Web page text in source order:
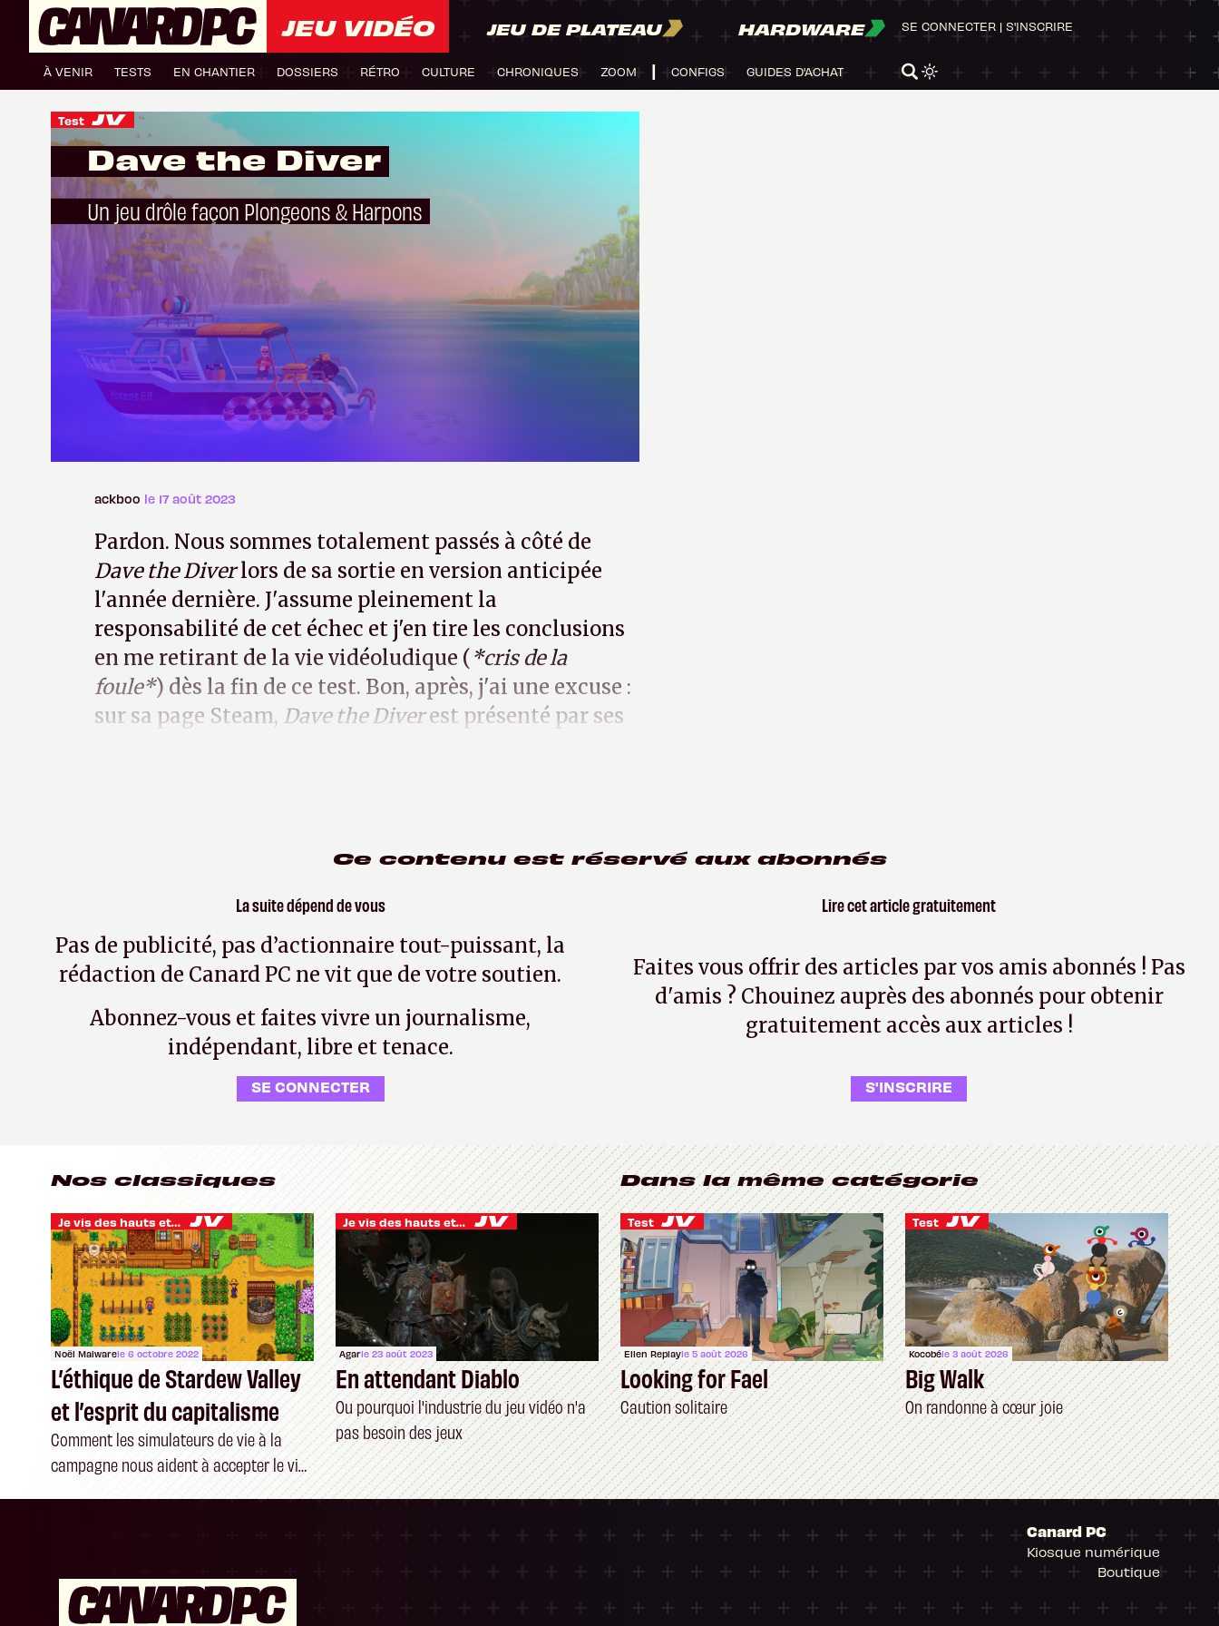
JEU VIDÉO JEU DE PLATEAU HARDWARE
À VENIR TESTS EN CHANTIER DOSSIERS RÉTRO CULTURE CHRONIQUES ZOOM CONFIGS GUIDES D'ACHAT
SE CONNECTER | S'INSCRIRE
Test
Dave the Diver
Un jeu drôle façon Plongeons & Harpons
ackboo le 17 août 2023
Pardon. Nous sommes totalement passés à côté de
Dave the Diverlors de sa sortie en version anticipée
l'année dernière. J'assume pleinement la
responsabilité de cet échec et j'en tire les conclusions
en me retirant de la vie vidéoludique (*cris de la
foule*) dès la fin de ce test. Bon, après, j'ai une excuse :
sur sa page Steam, Dave the Diverest présenté par ses
Ce contenu est réservé aux abonnés
La suite dépend de vous
Pas de publicité, pas d’actionnaire tout-puissant, la
rédaction de Canard PC ne vit que de votre soutien.
Abonnez-vous et faites vivre un journalisme,
indépendant, libre et tenace.
SE CONNECTER
Lire cet article gratuitement
Faites vous offrir des articles par vos amis abonnés ! Pas
d'amis ? Chouinez auprès des abonnés pour obtenir
gratuitement accès aux articles !
S'INSCRIRE
Nos classiques
Je vis des hauts et des bas
Noël Malwarele 6 octobre 2022
L’éthique de Stardew Valley
et l’esprit du capitalisme
Comment les simulateurs de vie à la
campagne nous aident à accepter le vide
Je vis des hauts et des bas
Agarle 23 août 2023
En attendant Diablo
Ou pourquoi l'industrie du jeu vidéo n'a
pas besoin des jeux
Dans la même catégorie
Test
Ellen Replayle 5 août 2026
Looking for Fael
Caution solitaire
Test
Kocobéle 3 août 2026
Big Walk
On randonne à cœur joie
Canard PC
Kiosque numérique
Boutique